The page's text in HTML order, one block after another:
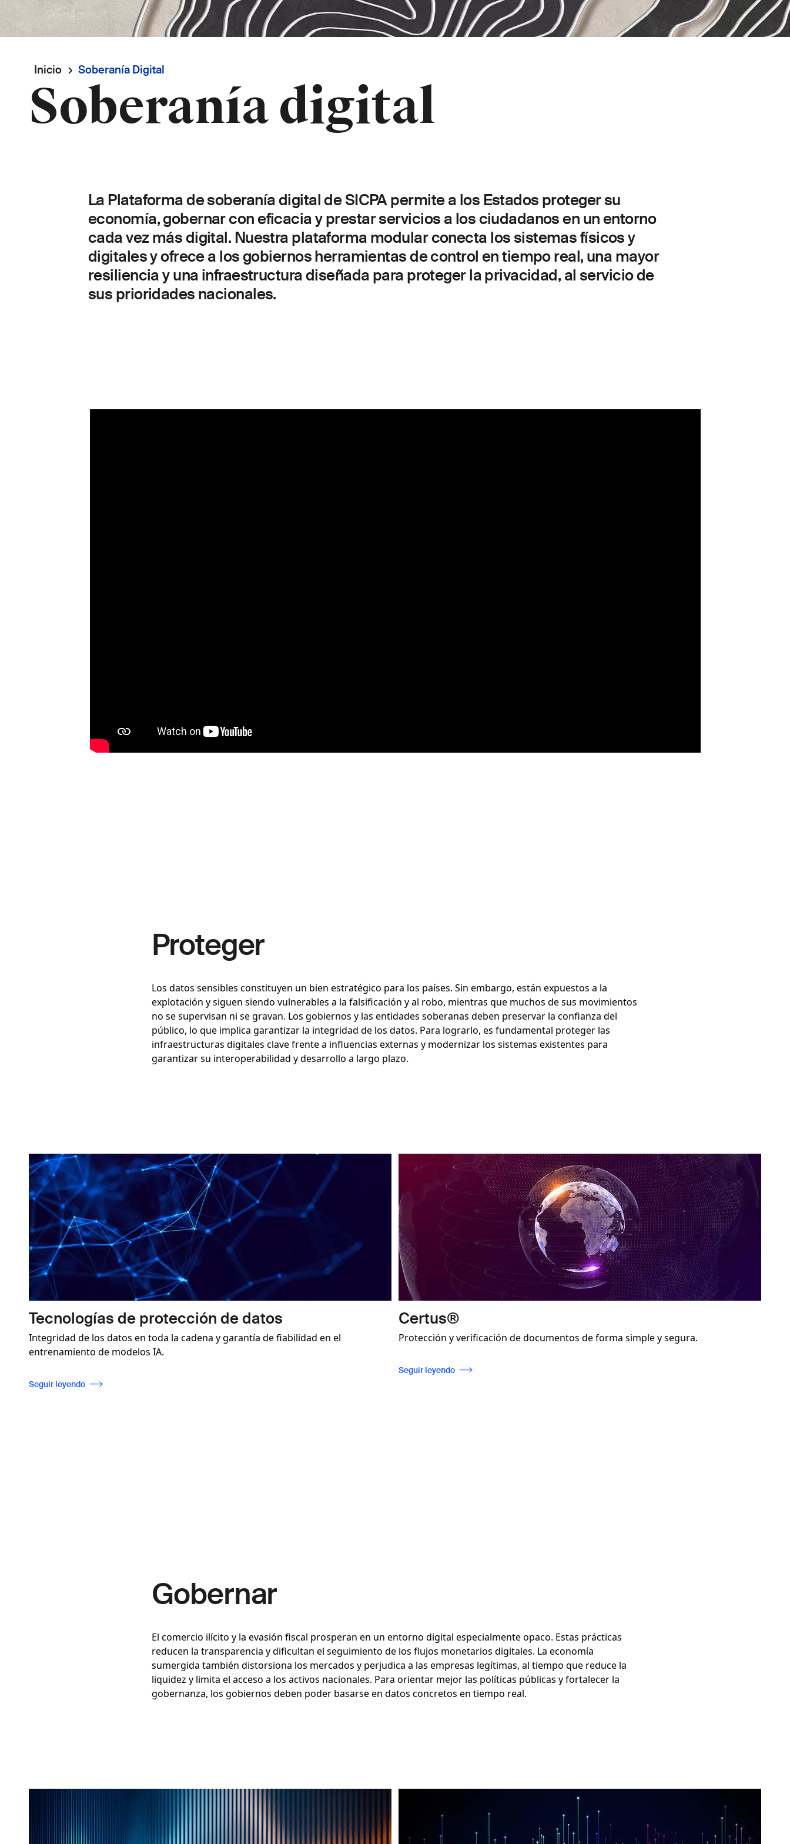
Ruta
de
Inicio Soberanía Digital
Soberanía digital
La Plataforma de soberanía digital de SICPA permite a los Estados proteger su
economía, gobernar con eficacia y prestar servicios a los ciudadanos en un entorno
cada vez más digital. Nuestra plataforma modular conecta los sistemas físicos y
digitales y ofrece a los gobiernos herramientas de control en tiempo real, una mayor
resiliencia y una infraestructura diseñada para proteger la privacidad, al servicio de
sus prioridades nacionales.
Proteger
Los datos sensibles constituyen un bien estratégico para los países. Sin embargo, están expuestos a la
explotación y siguen siendo vulnerables a la falsificación y al robo, mientras que muchos de sus movimientos
no se supervisan ni se gravan. Los gobiernos y las entidades soberanas deben preservar la confianza del
público, lo que implica garantizar la integridad de los datos. Para lograrlo, es fundamental proteger las
infraestructuras digitales clave frente a influencias externas y modernizar los sistemas existentes para
garantizar su interoperabilidad y desarrollo a largo plazo.
Imagen
Tecnologías de protección de datos
Integridad de los datos en toda la cadena y garantía de fiabilidad en el
entrenamiento de modelos IA.
Seguir leyendo
Certus®
Protección y verificación de documentos de forma simple y segura.
Seguir leyendo
Gobernar
El comercio ilícito y la evasión fiscal prosperan en un entorno digital especialmente opaco. Estas prácticas
reducen la transparencia y dificultan el seguimiento de los flujos monetarios digitales. La economía
sumergida también distorsiona los mercados y perjudica a las empresas legítimas, al tiempo que reduce la
liquidez y limita el acceso a los activos nacionales. Para orientar mejor las políticas públicas y fortalecer la
gobernanza, los gobiernos deben poder basarse en datos concretos en tiempo real.